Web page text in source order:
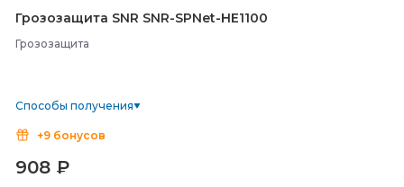
Грозозащита SNR SNR-SPNet-HE1100
Грозозащита
Способы получения
+9 бонусов
908 ₽